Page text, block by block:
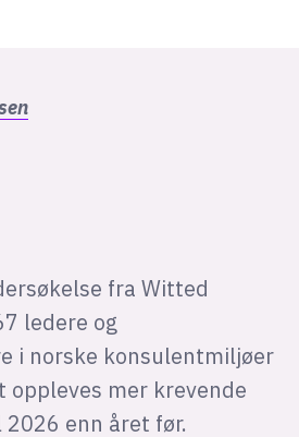
fra Witted
ledere og
i norske konsulentmiljøer
oppleves mer krevende
enn året før.